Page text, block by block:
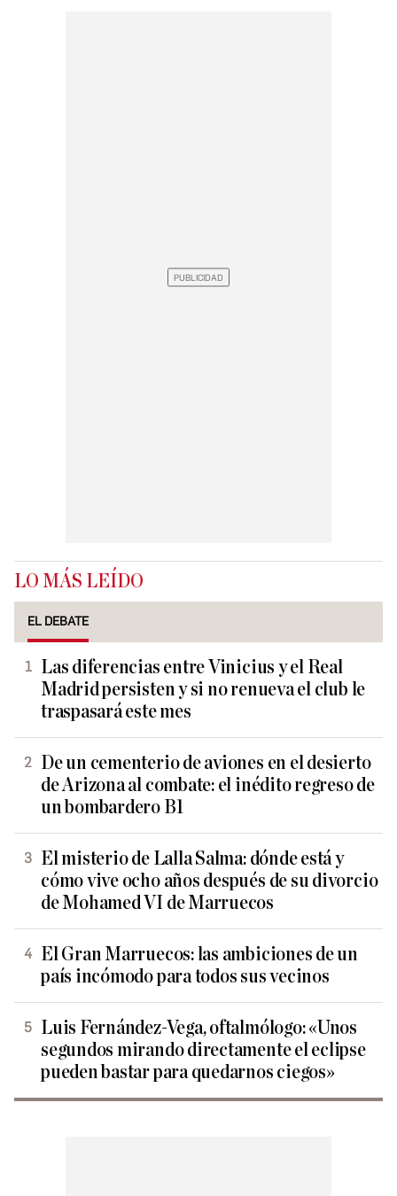
LO MÁS LEÍDO
EL DEBATE
Las diferencias entre Vinicius y el Real
Madrid persisten y si no renueva el club le
traspasará este mes
De un cementerio de aviones en el desierto
de Arizona al combate: el inédito regreso de
un bombardero B1
El misterio de Lalla Salma: dónde está y
cómo vive ocho años después de su divorcio
de Mohamed VI de Marruecos
El Gran Marruecos: las ambiciones de un
país incómodo para todos sus vecinos
Luis Fernández-Vega, oftalmólogo: «Unos
segundos mirando directamente el eclipse
pueden bastar para quedarnos ciegos»